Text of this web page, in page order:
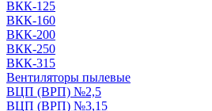
ВКК-125
ВКК-160
ВКК-200
ВКК-250
ВКК-315
Вентиляторы пылевые
ВЦП (ВРП) №2,5
ВЦП (ВРП) №3,15